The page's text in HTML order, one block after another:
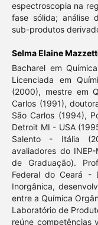
espectroscopia na
fase sólida; análise
sub-produtos
Selma Elaine
Bacharel em
Licenciada em
(2000), mestre em
Carlos (1991),
São Carlos (1994),
Detroit MI - USA
Salento - Itália
avaliadores do
de Graduação).
Federal do Ceará -
Inorgânica,
entre a Química
Laboratório de
reúne competências